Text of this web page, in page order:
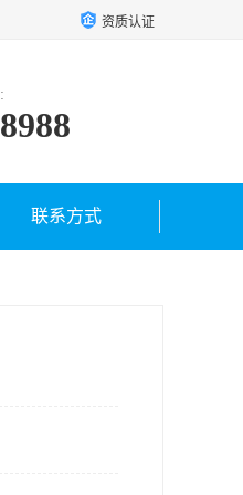
资质认证
联系方式